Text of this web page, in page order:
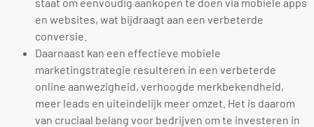
en websites, wat bijdraagt aan een verbeterde
conversie.
Daarnaast kan een effectieve mobiele
marketingstrategie resulteren in een verbeterde
online aanwezigheid, verhoogde merkbekendheid,
meer leads en uiteindelijk meer omzet. Het is daarom
van cruciaal belang voor bedrijven om te investeren in